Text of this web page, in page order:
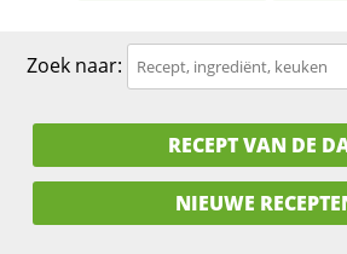
Zoek naar:
RECEPT VAN DE
NIEUWE